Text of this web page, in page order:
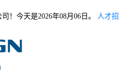
司！今天是2026年08月06日。
人才招